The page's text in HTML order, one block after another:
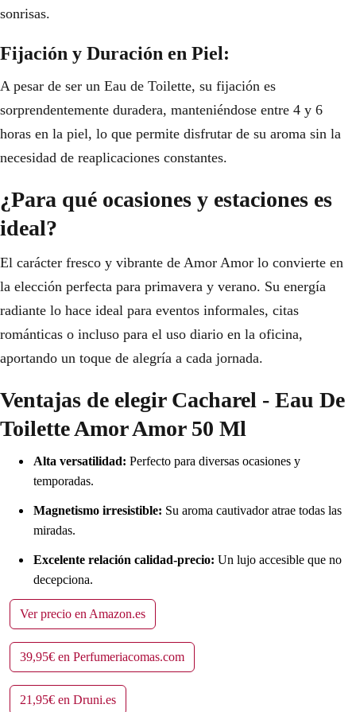
sonrisas.
Fijación y Duración en Piel:
A pesar de ser un Eau de Toilette, su fijación es
sorprendentemente duradera, manteniéndose entre 4 y 6
horas en la piel, lo que permite disfrutar de su aroma sin la
necesidad de reaplicaciones constantes.
¿Para qué ocasiones y estaciones es
ideal?
El carácter fresco y vibrante de Amor Amor lo convierte en
la elección perfecta para primavera y verano. Su energía
radiante lo hace ideal para eventos informales, citas
románticas o incluso para el uso diario en la oficina,
aportando un toque de alegría a cada jornada.
Ventajas de elegir Cacharel - Eau De
Toilette Amor Amor 50 Ml
Alta versatilidad: Perfecto para diversas ocasiones y
temporadas.
Magnetismo irresistible: Su aroma cautivador atrae todas las
miradas.
Excelente relación calidad-precio: Un lujo accesible que no
decepciona.
Ver precio en Amazon.es
39,95€ en Perfumeriacomas.com
21,95€ en Druni.es